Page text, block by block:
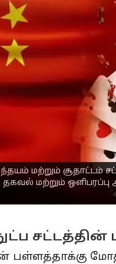
மற்றும் சூதாட்டம்
மற்றும் ஒளிபரப்பு
01:51 pm
அச்சுறுத்தலாக
மத்திய
94 கடன்
தடை
எல்லைப்
2020இல்
சட்டத்தின்
பள்ளத்தாக்கு